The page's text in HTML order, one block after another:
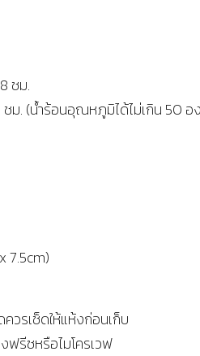
ชม.
ม. (น้ำร้อนอุณหภูมิได้ไม่เกิน 50 อ
7.5cm)
วรเช็ดให้แห้งก่อนเก็บ
งฟรีซหรือไมโครเวฟ